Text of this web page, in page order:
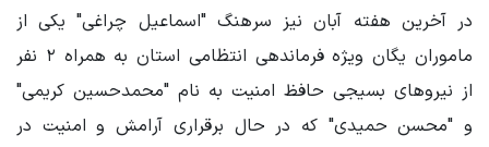
در آخرین هفته آبان نیز سرهنگ "اسماعیل چراغی" یکی از
ماموران یگان ویژه فرماندهی انتظامی استان به همراه ۲ نفر
از نیروهای بسیجی حافظ امنیت به نام‌ "محمدحسین کریمی"
و "محسن حمیدی" که در حال برقراری آرامش و امنیت در